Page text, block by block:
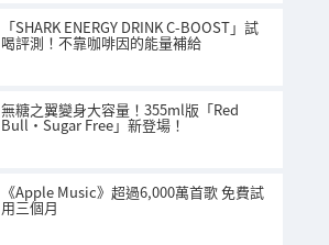
「SHARK ENERGY DRINK C-BOOST」試
喝評測！不靠咖啡因的能量補給
無糖之翼變身大容量！355ml版「Red
Bull・Sugar Free」新登場！
《Apple Music》超過6,000萬首歌 免費試
用三個月